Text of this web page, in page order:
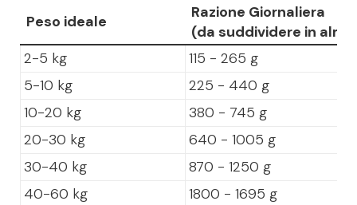
Peso ideale
Razione Giornaliera
(da suddividere in
2-5 kg
115 - 265 g
5-10 kg
225 - 440 g
10-20 kg
380 - 745 g
20-30 kg
640 - 1005 g
30-40 kg
870 - 1250 g
40-60 kg
1800 - 1695 g